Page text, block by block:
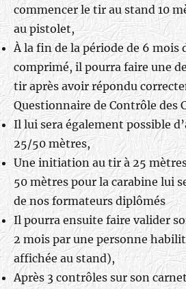
commencer le tir au stand 10
au pistolet,
À la fin de la période de 6 mois
comprimé, il pourra faire une
tir après avoir répondu
Questionnaire de Contrôle des
Il lui sera également possible
25/50 mètres,
Une initiation au tir à 25
50 mètres pour la carabine lui
de nos formateurs diplômés
Il pourra ensuite faire valider
2 mois par une personne
affichée au stand),
Après 3 contrôles sur son